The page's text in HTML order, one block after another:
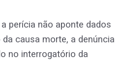
perícia não aponte dados
causa morte, a denúncia
no interrogatório da